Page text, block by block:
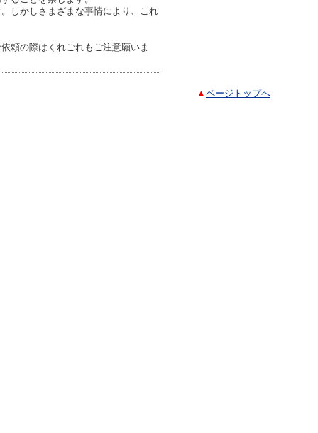
しかしさまざまな事情により、これ
頼の際はくれごれもご注意願いま
▲ ページトップへ